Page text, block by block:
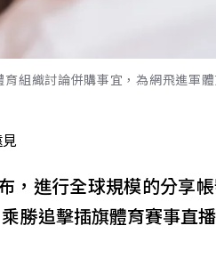
組織討論併購事宜，為網飛進軍
布，進行全球規模的分享
勝追擊插旗體育賽事直